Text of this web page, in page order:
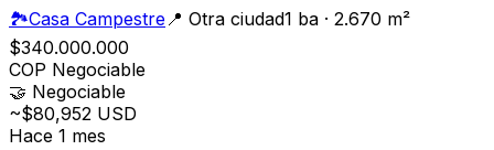
🏞️Casa Campestre📍 Otra ciudad1 ba · 2.670 m²
$340.000.000
COP Negociable
🤝 Negociable
~$80,952 USD
Hace 1 mes